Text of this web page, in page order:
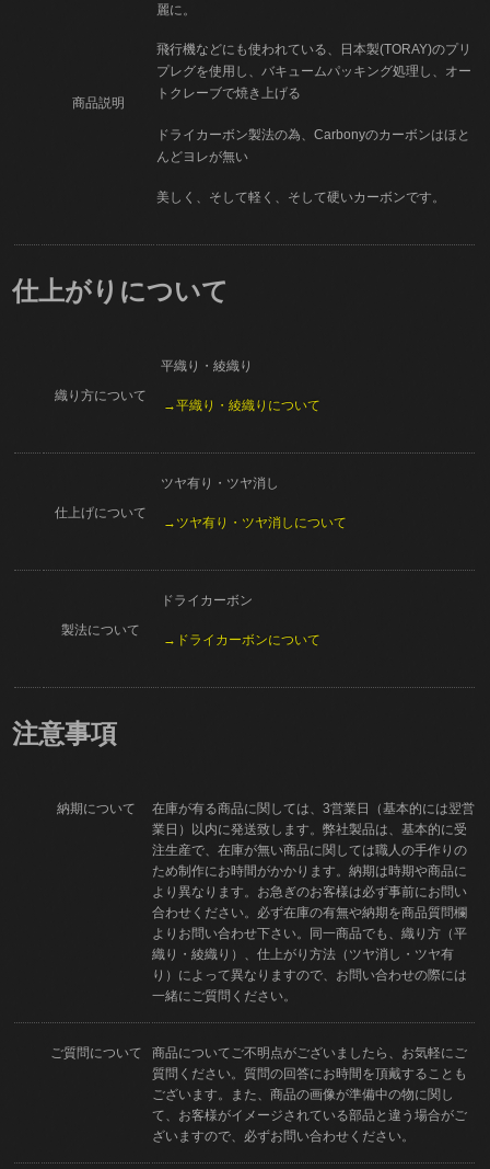
商品説明
麗に。
飛行機などにも使われている、日本製(TORAY)のプリ
プレグを使用し、バキュームパッキング処理し、オー
トクレーブで焼き上げる
ドライカーボン製法の為、Carbonyのカーボンはほと
んどヨレが無い
美しく、そして軽く、そして硬いカーボンです。
仕上がりについて
織り方について
平織り・綾織り
→平織り・綾織りについて
仕上げについて
ツヤ有り・ツヤ消し
→ツヤ有り・ツヤ消しについて
製法について
ドライカーボン
→ドライカーボンについて
注意事項
納期について
在庫が有る商品に関しては、3営業日（基本的には翌営
業日）以内に発送致します。弊社製品は、基本的に受
注生産で、在庫が無い商品に関しては職人の手作りの
ため制作にお時間がかかります。納期は時期や商品に
より異なります。お急ぎのお客様は必ず事前にお問い
合わせください。必ず在庫の有無や納期を商品質問欄
よりお問い合わせ下さい。同一商品でも、織り方（平
織り・綾織り）、仕上がり方法（ツヤ消し・ツヤ有
り）によって異なりますので、お問い合わせの際には
一緒にご質問ください。
ご質問について
商品についてご不明点がございましたら、お気軽にご
質問ください。質問の回答にお時間を頂戴することも
ございます。また、商品の画像が準備中の物に関し
て、お客様がイメージされている部品と違う場合がご
ざいますので、必ずお問い合わせください。